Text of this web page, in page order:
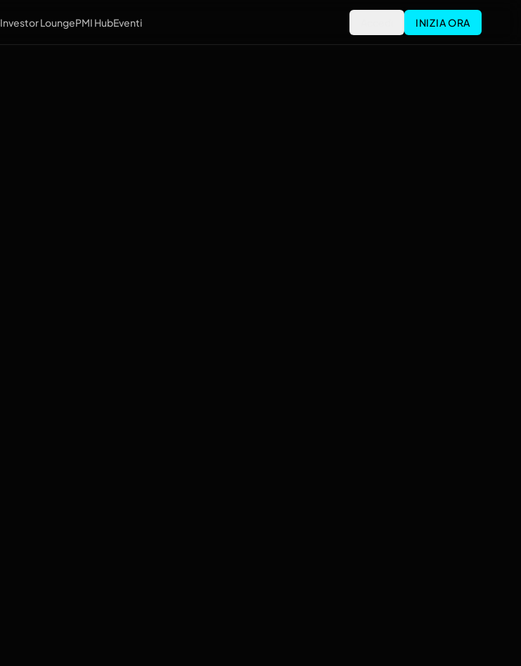
Investor LoungePMI HubEventi INIZIA ORA